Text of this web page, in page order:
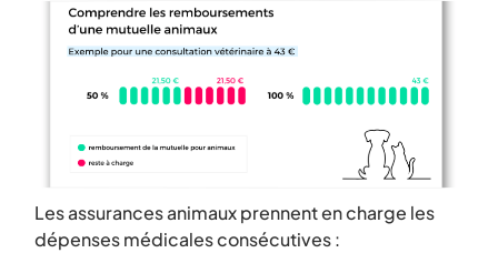
Les assurances animaux prennent en charge les
dépenses médicales consécutives :